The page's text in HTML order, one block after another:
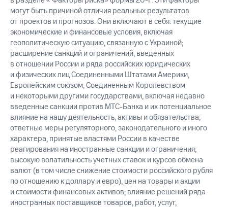
могут быть причиной отличия реальных результатов
от проектов и прогнозов. Они включают в себя: текущие
экономические и финансовые условия, включая
геополитическую ситуацию, связанную с Украиной;
расширение санкций и ограничений, введенных
в отношении России и ряда российских юридических
и физических лиц Соединенными Штатами Америки,
Европейским союзом, Соединенным Королевством
и некоторыми другими государствами, включая недавно
введенные санкции против МТС-Банка и их потенциальное
влияние на нашу деятельность, активы и обязательства;
ответные меры регуляторного, законодательного и иного
характера, принятые властями России в качестве
реагирования на иностранные санкции и ограничения;
высокую волатильность учетных ставок и курсов обмена
валют (в том числе снижение стоимости российского рубля
по отношению к доллару и евро), цен на товары и акции
и стоимости финансовых активов; влияние решений ряда
иностранных поставщиков товаров, работ, услуг,